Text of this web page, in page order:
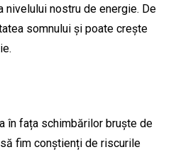
nostru de energie. De
somnului și poate crește
în fața schimbărilor bruște de
fim conștienți de riscurile